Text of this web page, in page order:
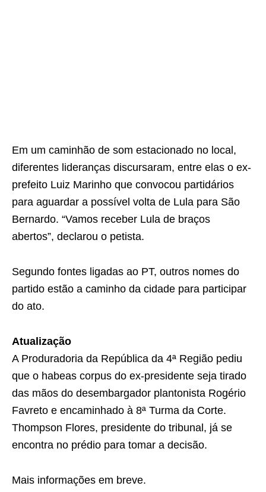
Em um caminhão de som estacionado no local,
diferentes lideranças discursaram, entre elas o ex-
prefeito Luiz Marinho que convocou partidários
para aguardar a possível volta de Lula para São
Bernardo. “Vamos receber Lula de braços
abertos”, declarou o petista.
Segundo fontes ligadas ao PT, outros nomes do
partido estão a caminho da cidade para participar
do ato.
Atualização
A Produradoria da República da 4ª Região pediu
que o habeas corpus do ex-presidente seja tirado
das mãos do desembargador plantonista Rogério
Favreto e encaminhado à 8ª Turma da Corte.
Thompson Flores, presidente do tribunal, já se
encontra no prédio para tomar a decisão.
Mais informações em breve.